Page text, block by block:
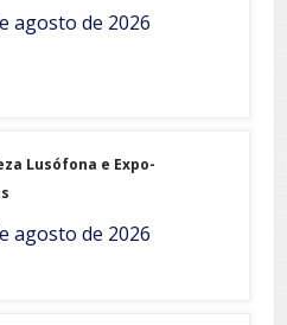
agosto de 2026
Lusófona e Expo-
agosto de 2026